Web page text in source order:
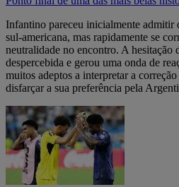
Infantino pareceu inicialmente admitir
sul-americana, mas rapidamente se
neutralidade no encontro. A hesitação
despercebida e gerou uma onda de
muitos adeptos a interpretar a
disfarçar a sua preferência pela